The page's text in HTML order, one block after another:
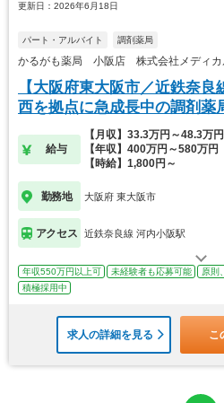
更新日：2026年6月18日
パート・アルバイト 調剤薬局
かるがも薬局 小阪店 株式会社メディカ
【大阪府東大阪市／近鉄奈
西を拠点に急成長中の調剤薬
給与
【月収】33.3万円～48.3万
【年収】400万円～580万円
【時給】1,800円～
勤務地 大阪府 東大阪市
アクセス 近鉄奈良線 河内小阪駅
年収550万円以上可 未経験者も応募可能 原則
積極採用中
求人の詳細を見る こ